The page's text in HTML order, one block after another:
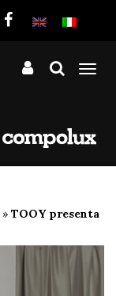
» TOOY presenta